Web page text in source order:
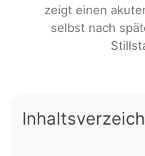
zeigt einen
selbst nach